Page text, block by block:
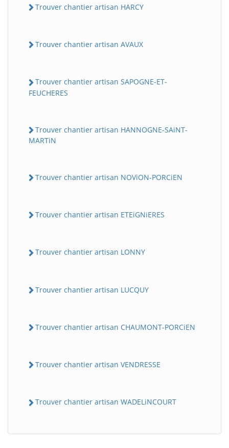
Trouver chantier artisan HARCY
Trouver chantier artisan AVAUX
Trouver chantier artisan SAPOGNE-ET-
FEUCHERES
Trouver chantier artisan HANNOGNE-SAiNT-
MARTiN
Trouver chantier artisan NOViON-PORCiEN
Trouver chantier artisan ETEiGNiERES
Trouver chantier artisan LONNY
Trouver chantier artisan LUCQUY
Trouver chantier artisan CHAUMONT-PORCiEN
Trouver chantier artisan VENDRESSE
Trouver chantier artisan WADELiNCOURT